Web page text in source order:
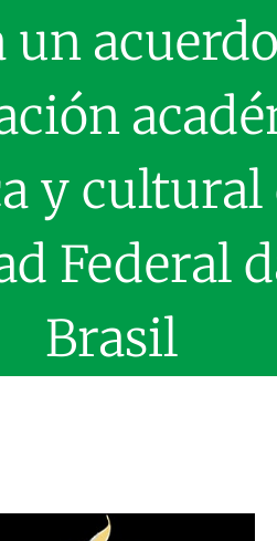
y cultural
Federal
Brasil